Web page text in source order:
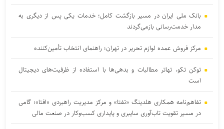
بانک ملی ایران در مسیر بازگشت کامل؛ خدمات یکی پس از دیگری به
مدار خدمت‌رسانی بازمی‌گردند
مرکز فروش عمده لوازم تحریر در تهران؛ راهنمای انتخاب تأمین‌کننده
توکن تکو، تهاتر مطالبات و بدهی‌ها با استفاده از ظرفیت‌های دیجیتال
است
تفاهم‌نامه همکاری هلدینگ «تفتا» و مرکز مدیریت راهبردی «افتا»؛ گامی
در مسیر تقویت تاب‌آوری سایبری و پایداری کسب‌وکار در صنعت مالی